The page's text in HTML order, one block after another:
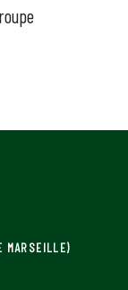
MARSEILLE)